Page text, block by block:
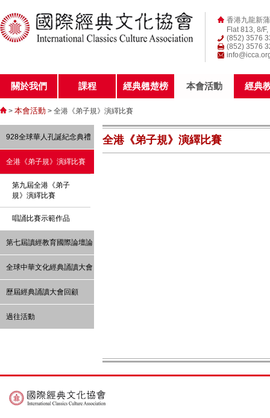
香港九龍新
Flat 813, 8/
(852) 3576
(852) 3576
關於我們 課程 經典翹楚榜 本會活動 經典
> 本會活動 > 全港《弟子規》演繹比賽
928全球華人孔誕紀念典禮
全港《弟子規》演繹比賽
第九屆全港《弟子
規》演繹比賽
唱誦比賽示範作品
第七屆讀經教育國際論壇論
文 -----「讀經、經典與教
育」
全球中華文化經典誦讀大會
歷屆經典誦讀大會回顧
過往活動
全港《弟子規》演繹比賽